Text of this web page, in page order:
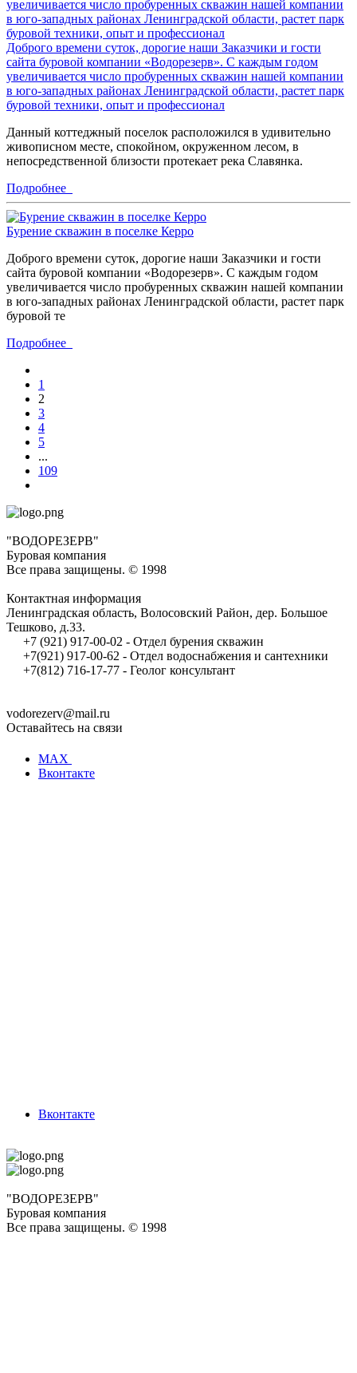
Доброго времени суток, дорогие наши Заказчики и гости
сайта буровой компании «Водорезерв». С каждым годом
увеличивается число пробуренных скважин нашей компании
в юго-западных районах Ленинградской области, растет парк
буровой техники, опыт и профессионал
Данный коттеджный поселок расположился в удивительно
живописном месте, спокойном, окруженном лесом, в
непосредственной близости протекает река Славянка.
Подробнее
Бурение скважин в поселке Керро
Доброго времени суток, дорогие наши Заказчики и гости
сайта буровой компании «Водорезерв». С каждым годом
увеличивается число пробуренных скважин нашей компании
в юго-западных районах Ленинградской области, растет парк
буровой те
Подробнее
1
2
3
4
5
...
109
"ВОДОРЕЗЕРВ"
Буровая компания
Все права защищены. © 1998
Контактная информация
Ленинградская область, Волосовский Район, дер. Большое
Тешково, д.33.
+7 (921) 917-00-02 - Отдел бурения скважин
+7(921) 917-00-62 - Отдел водоснабжения и сантехники
+7(812) 716-17-77 - Геолог консультант
vodorezerv@mail.ru
Оставайтесь на связи
MAX
Вконтакте
Вконтакте
"ВОДОРЕЗЕРВ"
Буровая компания
Все права защищены. © 1998